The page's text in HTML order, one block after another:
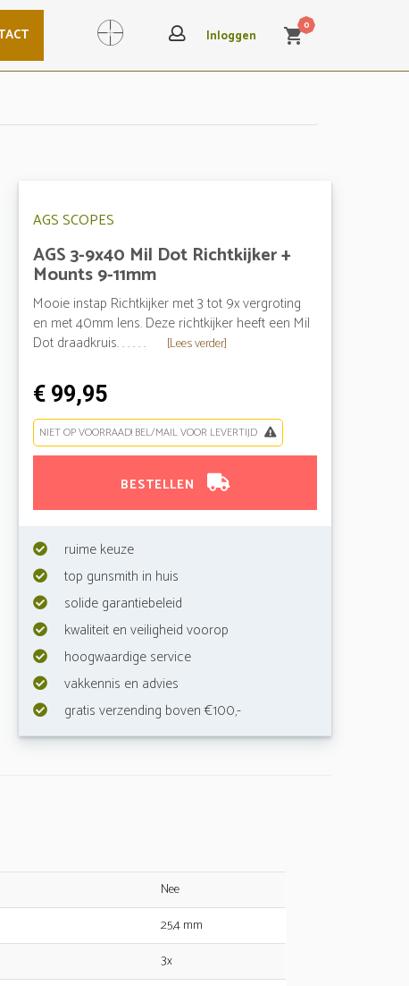
Inloggen shopping_cart0
Search
AGS SCOPES
AGS 3-9x40 Mil Dot Richtkijker +
Mounts 9-11mm
Mooie instap Richtkijker met 3 tot 9x vergroting
en met 40mm lens. Deze richtkijker heeft een Mil
Dot draadkruis. . . . . .
[Lees verder]
€ 99,95
NIET OP VOORRAAD! BEL/MAIL VOOR LEVERTIJD
BESTELLEN
ruime keuze
top gunsmith in huis
solide garantiebeleid
kwaliteit en veiligheid voorop
hoogwaardige service
vakkennis en advies
gratis verzending boven €100,-
Nee
25,4 mm
3x